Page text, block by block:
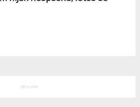
hodinek + několik